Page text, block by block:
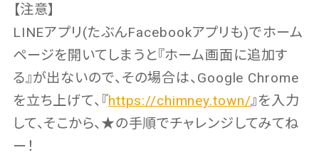
【注意】
LINEアプリ(たぶんFacebookアプリも)でホーム
ページを開いてしまうと『ホーム画面に追加す
る』が出ないので、その場合は、Google Chrome
を立ち上げて、『https://chimney.town/』を入力
して、そこから、★の手順でチャレンジしてみてね
ー！